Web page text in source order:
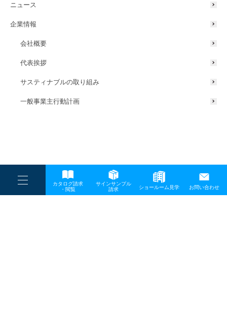
----
----
-
カタログ請求
・閲覧
サインサンプル
請求
ショールーム見学 お問い合わせ
ニュース
企業情報
会社概要
代表挨拶
サスティナブルの取り組み
一般事業主行動計画